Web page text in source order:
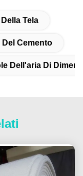
Tela
Cemento
Dell'aria Di